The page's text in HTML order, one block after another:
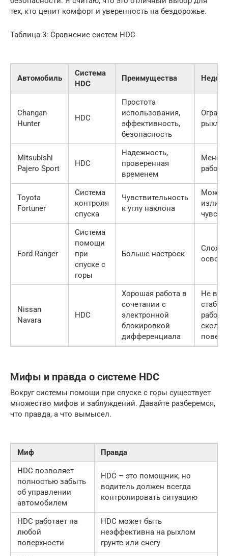
тех, кто ценит комфорт и уверенность на бездорожье.
Таблица 3: Сравнение систем HDC
Автомобиль
Система
HDC
Преимущества
Changan
Hunter
HDC
Простота
использования,
эффективность,
безопасность
Mitsubishi
Pajero Sport
HDC
Надежность,
проверенная
временем
Менее
работа
Toyota
Fortuner
Система
контроля
спуска
Чувствительность
к углу наклона
Может
Ford Ranger
Система
помощи
при
спуске с
горы
Больше настроек
Nissan
Navara
HDC
Хорошая работа в
сочетании с
электронной
блокировкой
дифференциала
Не
работа
Мифы и правда о системе HDC
Вокруг системы помощи при спуске с горы существует
множество мифов и заблуждений. Давайте разберемся,
что правда, а что вымысел.
Миф
Правда
HDC позволяет
полностью забыть
об управлении
автомобилем
HDC – это помощник, но
водитель должен всегда
контролировать ситуацию
HDC работает на
любой
поверхности
HDC может быть
неэффективна на рыхлом
грунте или снегу